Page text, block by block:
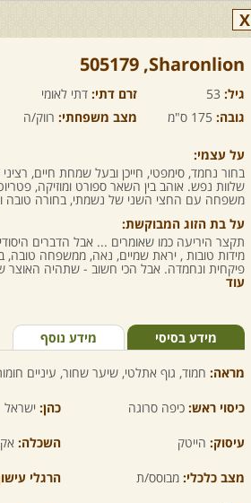
X
Sharonlion,‏ 505179
גיל: 53 זרם דתי: דתי לאומי
גובה: 175 ס"מ מצב משפחתי: רווק/ה
על עצמי:
בחור נחמד, סימפטי, חייכן ובעל שמחת חיים,
שלוות נפש. אוהב בין השאר ספורט ומוזיקה, פטריוט
משפחה עם החצי השני של נשמתי, בחורה טובה
על בת הזוג המבוקשת:
תקצר היריעה כמו שאומרים ... אבל הדברים
מידות טובות , יראת שמיים, נאה, ממשפחה
פיקחית ונחמדה. אבל הכי חשוב - שתהיה האוצר
עוד
מידע בסיסי מידע נוסף
מראה: חמוד, גוף אתלטי, שיער שחור, עיניים
כיסוי ראש: כיפה סרוגה כהן: ישראל
עיסוק: הייטק השכלה:
מצב כלכלי: מבוסס/ת הרגלי